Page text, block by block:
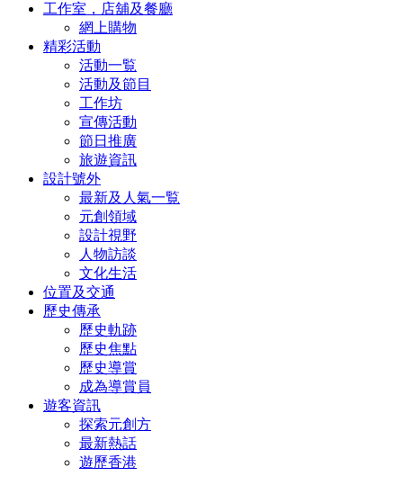
工作室，店舖及餐廳
網上購物
精彩活動
活動一覧
活動及節目
工作坊
宣傳活動
節日推廣
旅遊資訊
設計號外
最新及人氣一覧
元創領域
設計視野
人物訪談
文化生活
位置及交通
歷史傳承
歷史軌跡
歷史焦點
歷史導賞
成為導賞員
遊客資訊
探索元創方
最新熱話
遊歷香港